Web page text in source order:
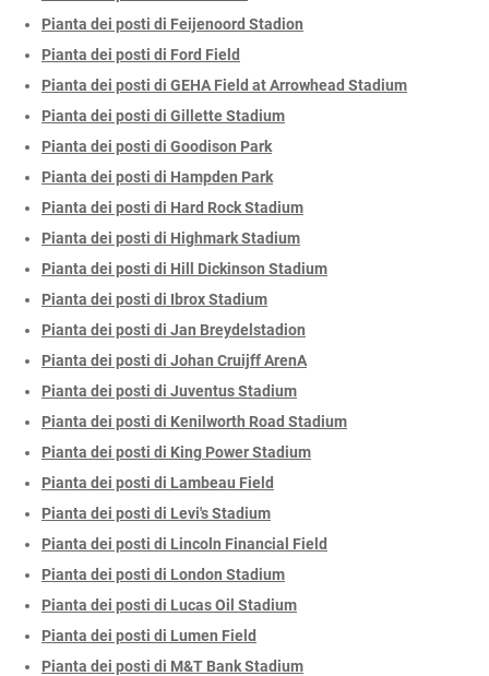
Pianta dei posti di Feijenoord Stadion
Pianta dei posti di Ford Field
Pianta dei posti di GEHA Field at Arrowhead Stadium
Pianta dei posti di Gillette Stadium
Pianta dei posti di Goodison Park
Pianta dei posti di Hampden Park
Pianta dei posti di Hard Rock Stadium
Pianta dei posti di Highmark Stadium
Pianta dei posti di Hill Dickinson Stadium
Pianta dei posti di Ibrox Stadium
Pianta dei posti di Jan Breydelstadion
Pianta dei posti di Johan Cruijff ArenA
Pianta dei posti di Juventus Stadium
Pianta dei posti di Kenilworth Road Stadium
Pianta dei posti di King Power Stadium
Pianta dei posti di Lambeau Field
Pianta dei posti di Levi's Stadium
Pianta dei posti di Lincoln Financial Field
Pianta dei posti di London Stadium
Pianta dei posti di Lucas Oil Stadium
Pianta dei posti di Lumen Field
Pianta dei posti di M&T Bank Stadium